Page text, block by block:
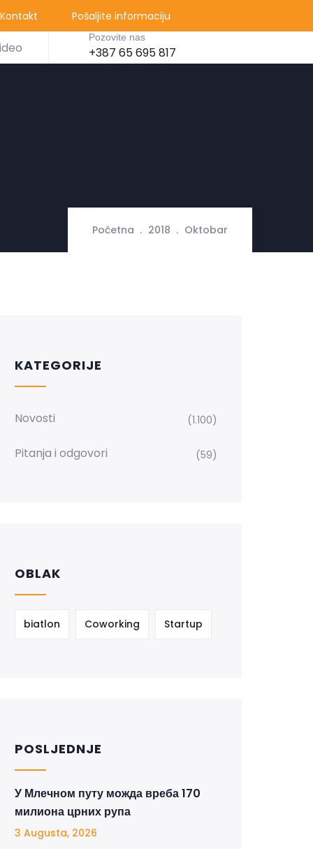
Pošaljite informaciju
Kontakt
Pozovite nas
+387 65 695 817
Početna 2018 Oktobar
KATEGORIJE
Novosti (1.100)
Pitanja i odgovori (59)
OBLAK
biatlon Coworking Startup
POSLJEDNJE
У Млечном путу можда вреба 170
милиона црних рупа
3 Augusta, 2026